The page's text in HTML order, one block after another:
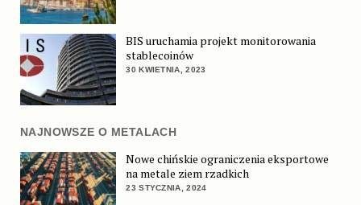
BIS uruchamia projekt monitorowania
stablecoinów
30 KWIETNIA, 2023
NAJNOWSZE O METALACH
Nowe chińskie ograniczenia eksportowe
na metale ziem rzadkich
23 STYCZNIA, 2024